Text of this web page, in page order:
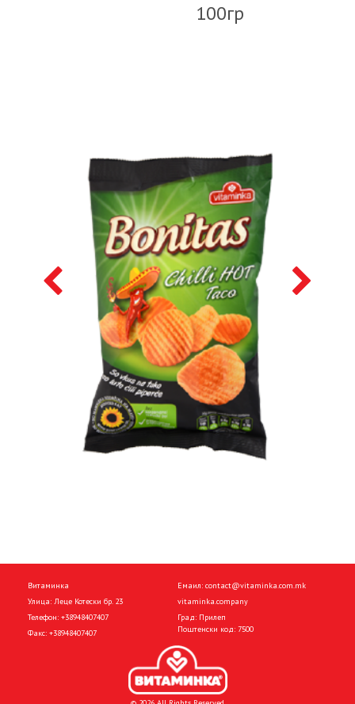
100гр
Витаминка
Улица: Леце Котески бр. 23
Телефон: +38948407407
Факс: +38948407407
Емаил: contact@vitaminka.com.mk
vitaminka.company
Град: Прилеп
Поштенски код: 7500